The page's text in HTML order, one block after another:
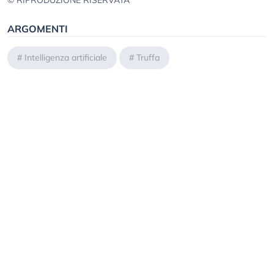
ARGOMENTI
# Intelligenza artificiale # Truffa